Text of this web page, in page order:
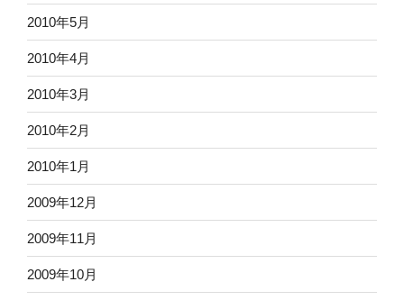
2010年5月
2010年4月
2010年3月
2010年2月
2010年1月
2009年12月
2009年11月
2009年10月